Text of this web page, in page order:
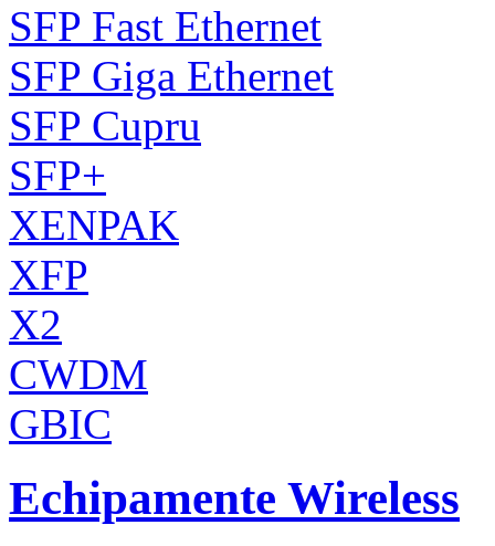
SFP Fast Ethernet
SFP Giga Ethernet
SFP Cupru
SFP+
XENPAK
XFP
X2
CWDM
GBIC
Echipamente Wireless